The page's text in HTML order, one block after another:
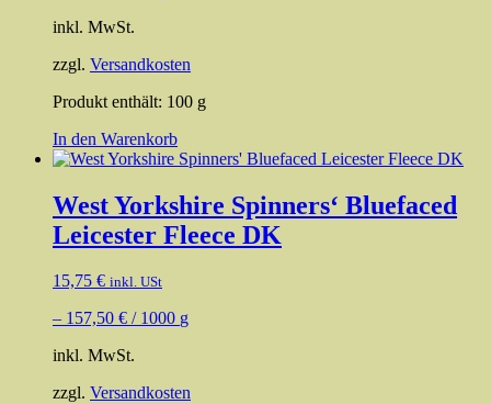
inkl. MwSt.
zzgl. Versandkosten
Produkt enthält: 100 g
In den Warenkorb
West Yorkshire Spinners‘ Bluefaced
Leicester Fleece DK
15,75 € inkl. USt
– 157,50 € / 1000 g
inkl. MwSt.
zzgl. Versandkosten